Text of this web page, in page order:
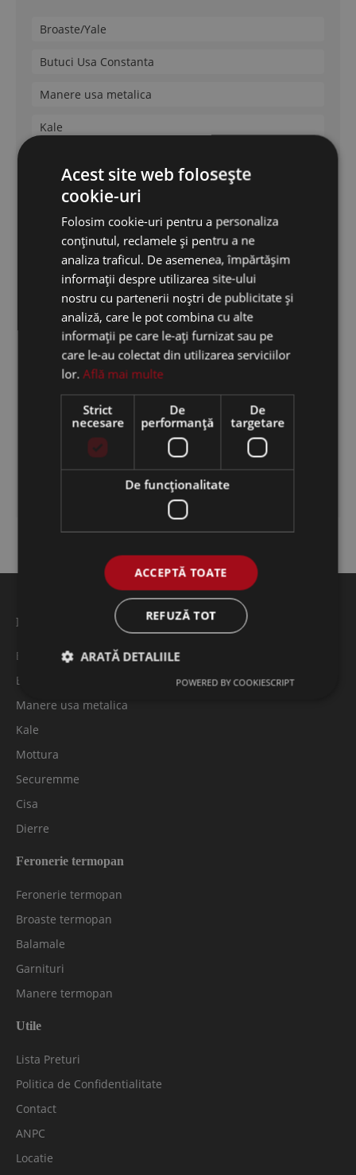
Broaste/Yale
Butuci Usa Constanta
Manere usa metalica
Kale
Securemme
Dierre
Feronerie Termopan
Feronerie termopan
Broaste termopan
Balamale
Manere termopan
Feronerie usi metalice
Broaste/Yale
Butuci Usa Constanta
Manere usa metalica
Kale
Mottura
Securemme
Cisa
Dierre
Feronerie termopan
Feronerie termopan
Broaste termopan
Balamale
Garnituri
Manere termopan
Utile
Lista Preturi
Politica de Confidentialitate
Contact
ANPC
Locatie
Acest site web folosește
cookie-uri
Folosim cookie-uri pentru a personaliza
conținutul, reclamele și pentru a ne
analiza traficul. De asemenea, împărtășim
informații despre utilizarea site-ului
nostru cu partenerii noștri de publicitate și
analiză, care le pot combina cu alte
informații pe care le-ați furnizat sau pe
care le-au colectat din utilizarea serviciilor
lor.Află mai multe
Strict
necesare
De
performanță
De
targetare
De funcţionalitate
ACCEPTĂ TOATE
REFUZĂ TOT
ARATĂ DETALIILE
POWERED BY COOKIESCRIPT